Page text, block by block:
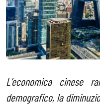
L’economica cinese
demografico, la